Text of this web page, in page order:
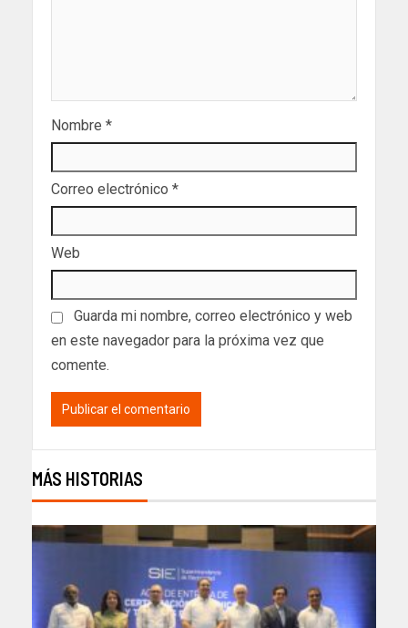
Nombre *
Correo electrónico *
Web
Guarda mi nombre, correo electrónico y web
en este navegador para la próxima vez que
comente.
MÁS HISTORIAS